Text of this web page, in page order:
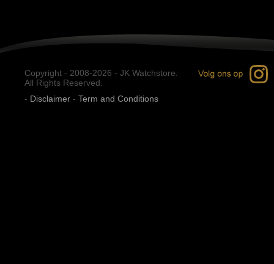
Copyright - 2008-2026 - JK Watchstore.
All Rights Reserved.
- Disclaimer - Term and Conditions